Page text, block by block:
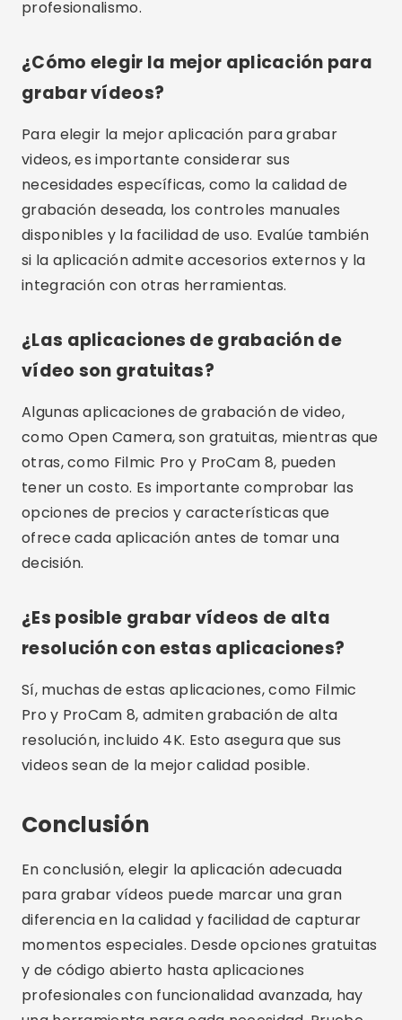
disponibles y la facilidad de uso. Evalúe también
integración con otras herramientas.
vídeo son gratuitas?
Algunas aplicaciones de grabación de video,
como Open Camera, son gratuitas, mientras que
otras, como Filmic Pro y ProCam 8, pueden
tener un costo. Es importante comprobar las
opciones de precios y características que
decisión.
resolución con estas aplicaciones?
Sí, muchas de estas aplicaciones, como Filmic
Pro y ProCam 8, admiten grabación de alta
resolución, incluido 4K. Esto asegura que sus
videos sean de la mejor calidad posible.
En conclusión, elegir la aplicación adecuada
diferencia en la calidad y facilidad de capturar
momentos especiales. Desde opciones gratuitas
y de código abierto hasta aplicaciones
profesionales con funcionalidad avanzada, hay
algunas de las aplicaciones mencionadas en
sus expectativas y objetivos de grabación.
Invertir en una buena aplicación de grabación
de vídeo es esencial para garantizar que tus
vídeos sean de alta calidad y tengan el impacto
deseado.